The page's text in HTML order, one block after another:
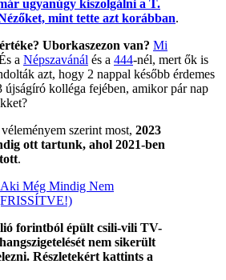
ugyanúgy kiszolgálni a T.
mint tette azt korábban.
Uborkaszezon van? Mi
a Népszavánál és a 444-nél, mert ők is
azt, hogy 2 nappal később érdemes
kolléga fejében, amikor pár nap
szerint most, 2023
ott tartunk, ahol 2021-ben
.
Még Mindig Nem
forintból épült csili-vili TV-
nem sikerült
Részletekért kattints a